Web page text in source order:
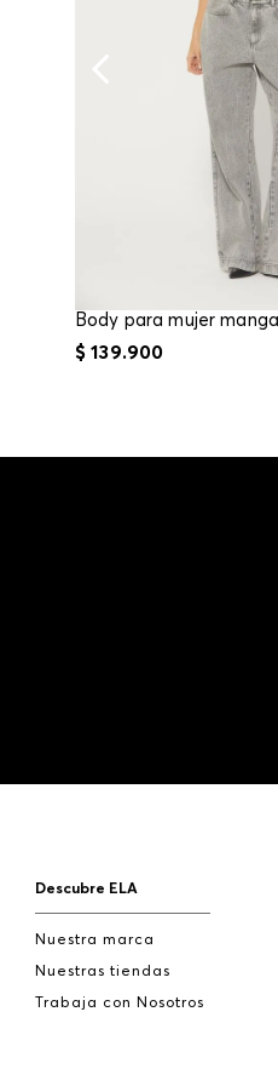
$ 139.900
Descubre ELA
Nuestra marca
Nuestras tiendas
Trabaja con Nosotros